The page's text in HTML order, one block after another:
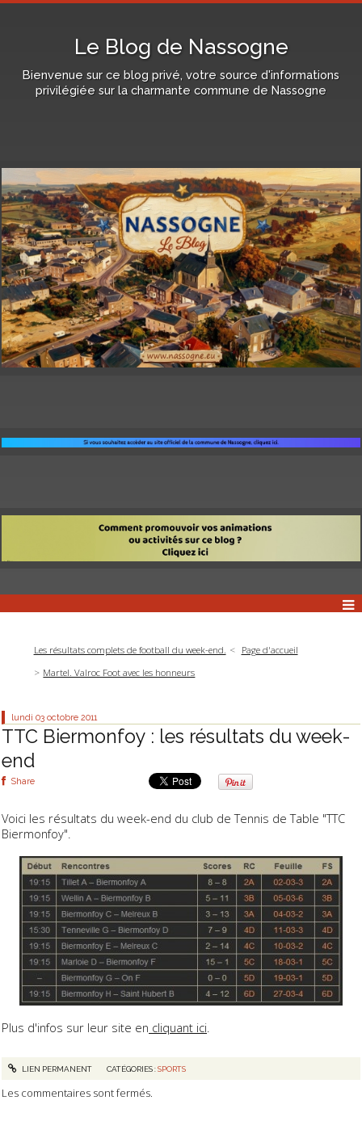
Le Blog de Nassogne
Bienvenue sur ce blog privé, votre source d'informations
privilégiée sur la charmante commune de Nassogne
Les résultats complets de football du week-end.
Page d'accueil
Martel. Valroc Foot avec les honneurs
lundi 03 octobre 2011
TTC Biermonfoy : les résultats du week-
end
Share
Voici les résultats du week-end du club de Tennis de Table "TTC
Biermonfoy".
Plus d'infos sur leur site en cliquant ici.
LIEN PERMANENT CATÉGORIES :SPORTS
Les commentaires sont fermés.